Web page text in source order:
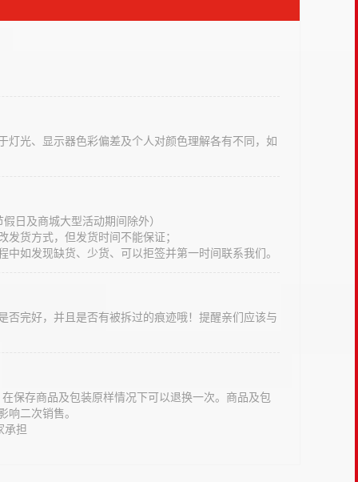
光、显示器色彩偏差及个人对颜色理解各有不同，如
日及商城大型活动期间除外）
货方式，但发货时间不能保证；
如发现缺货、少货、可以拒签并第一时间联系我们。
否完好，并且是否有被拆过的痕迹哦！提醒亲们应该与
保存商品及包装原样情况下可以退换一次。商品及包
响二次销售。
承担